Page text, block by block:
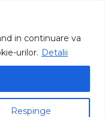
in continuare va
urilor. Detalii
Respinge